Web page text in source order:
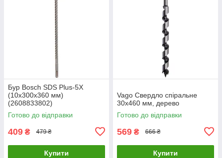
Бур Bosch SDS Plus-5X
(10х300х360 мм)
(2608833802)
Готово до відправки
409 ₴ 479 ₴
Купити
Vago Свердло спіральне
30х460 мм, дерево
Готово до відправки
569 ₴ 666 ₴
Купити